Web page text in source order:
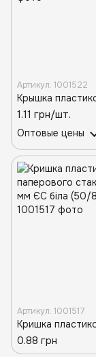
Артикул: 1001522
1.11 грн/шт.
Оптовые цены
Артикул: 1001517
0.88 грн